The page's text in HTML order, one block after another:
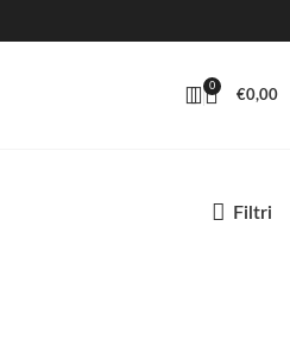
0
€0,00
Filtri